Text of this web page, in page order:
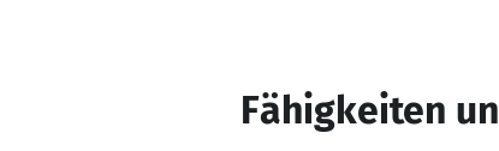
Fähigkeiten